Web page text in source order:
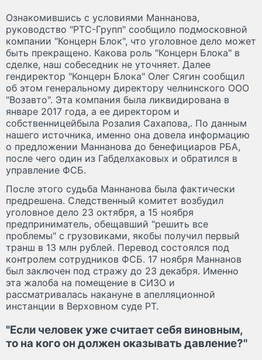
Ознакомившись с условиями Маннанова,
руководство "РТС-Групп" сообщило подмосковной
компании "Концерн Блок", что уголовное дело может
быть прекращено. Какова роль "Концерн Блока" в
сделке, наш собеседник не уточняет. Далее
гендиректор "Концерн Блока" Олег Сягин сообщил
об этом генеральному директору челнинского ООО
"Возавто". Эта компания была ликвидирована в
январе 2017 года, а ее директором и
собственницейбыла Розалия Сахапова,. По данным
нашего источника, именно она довела информацию
о предложении Маннанова до бенефициаров РБА,
после чего один из Габделхаковых и обратился в
управление ФСБ.
После этого судьба Маннанова была фактически
предрешена. Следственный комитет возбудил
уголовное дело 23 октября, а 15 ноября
предприниматель, обещавший "решить все
проблемы" с грузовиками, якобы получил первый
транш в 13 млн рублей. Перевод состоялся под
контролем сотрудников ФСБ. 17 ноября Маннанов
был заключен под стражу до 23 декабря. Именно
эта жалоба на помещение в СИЗО и
рассматривалась накануне в апелляционной
инстанции в Верховном суде РТ.
"Если человек уже считает себя виновным,
то на кого он должен оказывать давление?"